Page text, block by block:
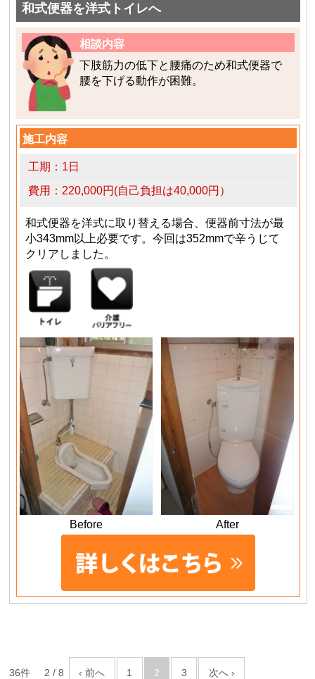
和式便器を洋式トイレへ
相談内容
下肢筋力の低下と腰痛のため和式便器で
腰を下げる動作が困難。
施工内容
工期：1日
費用：220,000円(自己負担は40,000円）
和式便器を洋式に取り替える場合、便器前寸法が最
小343mm以上必要です。今回は352mmで辛うじて
クリアしました。
Before After
36件 2 / 8 ‹ 前へ 1 2 3 次へ ›